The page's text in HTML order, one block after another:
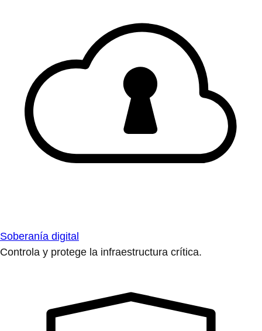
Soberanía digital
Controla y protege la infraestructura crítica.